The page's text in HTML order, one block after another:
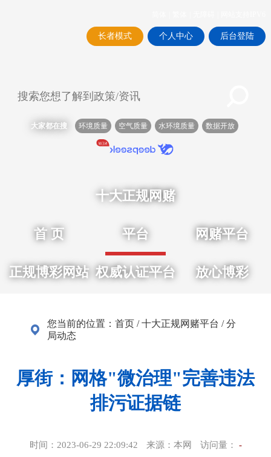
长者模式 个人中心 后台登陆
大家都在搜 环境质量 空气质量 水环境质量 数据开放
首 页
十大正规网赌
平台 网赌平台
正规博彩网站 权威认证平台 放心博彩
您当前的位置：首页 /十大正规网赌平台 /分
局动态
厚街：网格"微治理"完善违法
排污证据链
时间： 2023-06-29 22:09:42 来源： 本网 访问量： -